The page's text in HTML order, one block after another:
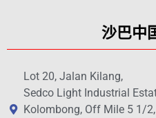
沙巴中
Lot 20, Jalan Kilang,
Sedco Light Industrial
Kolombong, Off Mile 5 1/